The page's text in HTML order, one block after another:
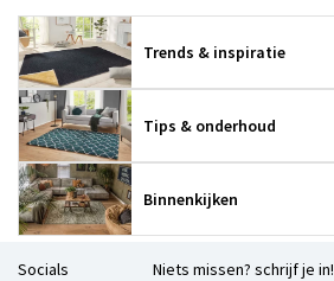
Trends & inspiratie
Tips & onderhoud
Binnenkijken
Socials Niets missen? schrijf je in!